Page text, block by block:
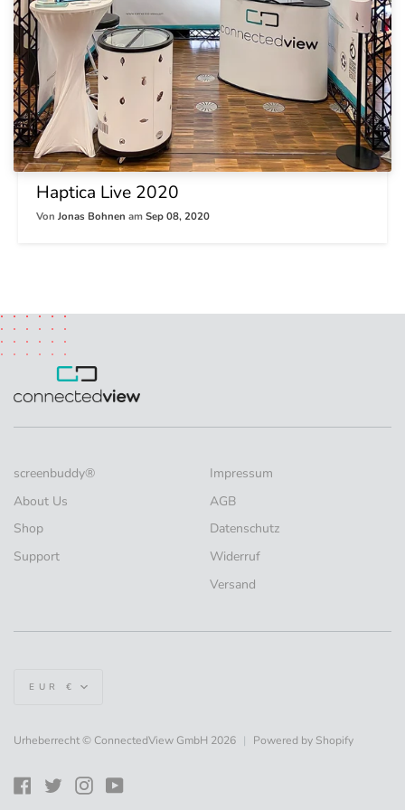
Haptica Live 2020
Von Jonas Bohnen am Sep 08, 2020
screenbuddy®
About Us
Shop
Support
Impressum
AGB
Datenschutz
Widerruf
Versand
Währung
EUR €
Urheberrecht © ConnectedView GmbH 2026 | Powered by Shopify